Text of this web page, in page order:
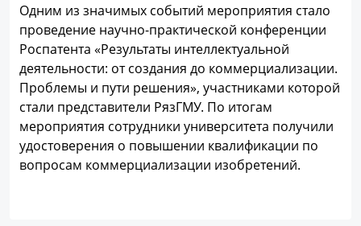
Одним из значимых событий мероприятия стало
проведение научно-практической конференции
Роспатента «Результаты интеллектуальной
деятельности: от создания до коммерциализации.
Проблемы и пути решения», участниками которой
стали представители РязГМУ. По итогам
мероприятия сотрудники университета получили
удостоверения о повышении квалификации по
вопросам коммерциализации изобретений.